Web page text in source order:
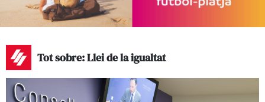
Tot sobre: Llei de la igualtat